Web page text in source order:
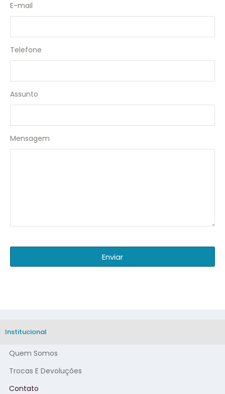
E-mail
Telefone
Assunto
Mensagem
Enviar
Institucional
Quem Somos
Trocas E Devoluções
Contato